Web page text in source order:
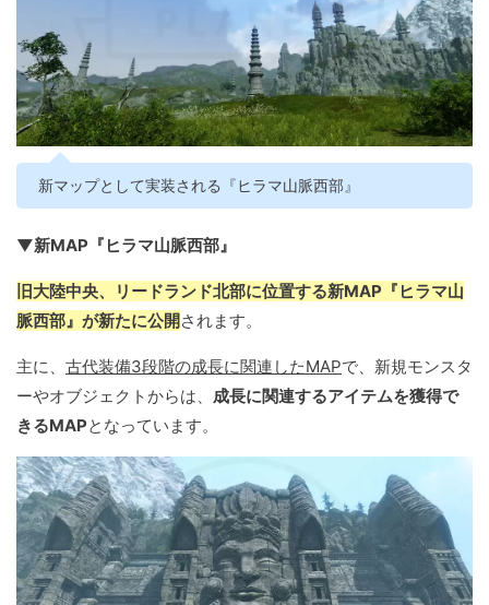
新マップとして実装される『ヒラマ山脈西部』
▼新MAP『ヒラマ山脈西部』
旧大陸中央、リードランド北部に位置する新MAP『ヒラマ山
脈西部』が新たに公開されます。
主に、 古代装備3段階の成長に関連したMAPで、新規モンスタ
ーやオブジェクトからは、 成長に関連するアイテムを獲得で
きるMAPとなっています。